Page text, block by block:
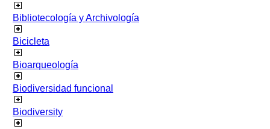
Bibliotecología y Archivología
Bicicleta
Bioarqueología
Biodiversidad funcional
Biodiversity